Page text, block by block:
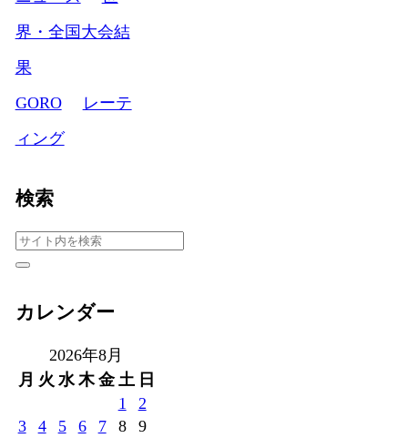
界・全国大会結
果
GORO
レーテ
ィング
検索
カレンダー
2026年8月
月 火 水 木 金 土 日
1
2
3
4 5 6 7 8
9